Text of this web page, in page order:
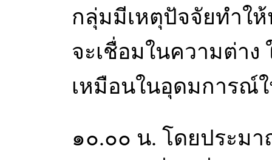
กลุ่มมีเหตุปัจจัยทำใ
จะเชื่อมในความต่า
เหมือนในอุดมการณ์
๑๐.๐๐ น. โดยประม